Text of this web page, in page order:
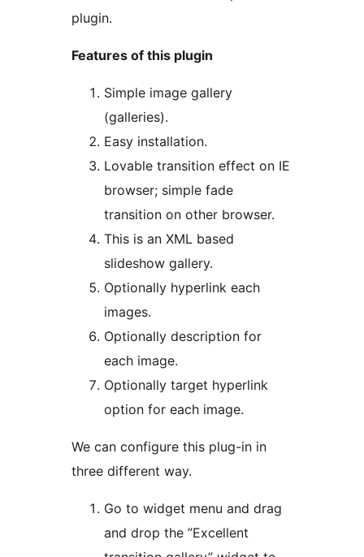
plugin.
Features of this plugin
Simple image gallery
(galleries).
Easy installation.
Lovable transition effect on IE
browser; simple fade
transition on other browser.
This is an XML based
slideshow gallery.
Optionally hyperlink each
images.
Optionally description for
each image.
Optionally target hyperlink
option for each image.
We can configure this plug-in in
three different way.
Go to widget menu and drag
and drop the ”Excellent